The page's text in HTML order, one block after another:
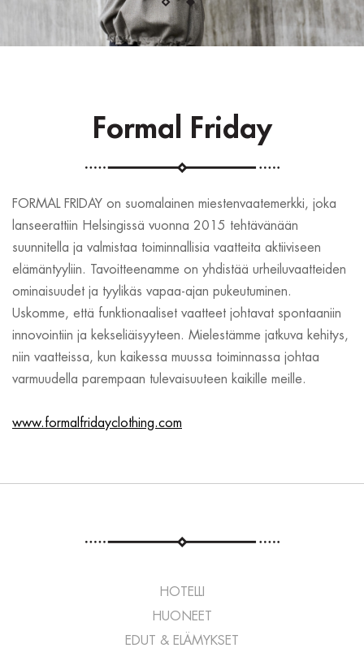
Formal Friday
FORMAL FRIDAY on suomalainen miestenvaatemerkki, joka
lanseerattiin Helsingissä vuonna 2015 tehtävänään
suunnitella ja valmistaa toiminnallisia vaatteita aktiiviseen
elämäntyyliin. Tavoitteenamme on yhdistää urheiluvaatteiden
ominaisuudet ja tyylikäs vapaa-ajan pukeutuminen.
Uskomme, että funktionaaliset vaatteet johtavat spontaaniin
innovointiin ja kekseliäisyyteen. Mielestämme jatkuva kehitys,
niin vaatteissa, kun kaikessa muussa toiminnassa johtaa
varmuudella parempaan tulevaisuuteen kaikille meille.
www.formalfridayclothing.com
HOTELLI
HUONEET
EDUT & ELÄMYKSET